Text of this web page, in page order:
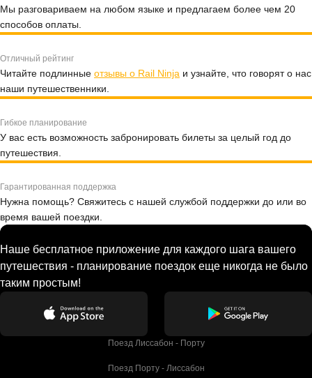
Мы разговариваем на любом языке и предлагаем более чем 20
способов оплаты.
Отличный рейтинг
Читайте подлинные отзывы о Rail Ninja и узнайте, что говорят о нас
наши путешественники.
Гибкое планирование
У вас есть возможность забронировать билеты за целый год до
путешествия.
Гарантированная поддержка
Нужна помощь? Свяжитесь с нашей службой поддержки до или во
время вашей поездки.
Наше бесплатное приложение для каждого шага вашего
путешествия - планирование поездок еще никогда не было
таким простым!
Поезд Лиссабон - Порту
Поезд Порту - Лиссабон